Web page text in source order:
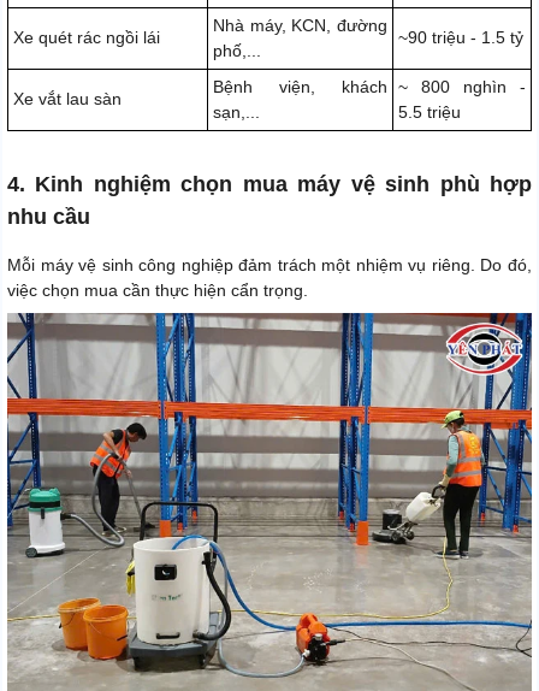
Xe quét rác ngồi lái
Nhà máy, KCN, đường
phố,...
~90 triệu - 1.5 tỷ
Xe vắt lau sàn
Bệnh viện, khách
sạn,...
~ 800 nghìn -
5.5 triệu
4. Kinh nghiệm chọn mua máy vệ sinh phù hợp
nhu cầu
Mỗi máy vệ sinh công nghiệp đảm trách một nhiệm vụ riêng. Do đó,
việc chọn mua cần thực hiện cẩn trọng.